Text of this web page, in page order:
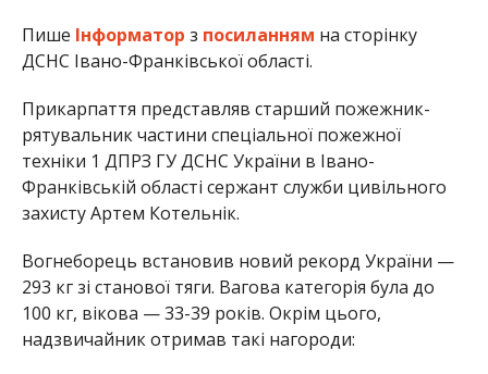
Пише Інформатор з посиланням на сторінку
ДСНС Івано-Франківської області.
Прикарпаття представляв старший пожежник-
рятувальник частини спеціальної пожежної
техніки 1 ДПРЗ ГУ ДСНС України в Івано-
Франківській області сержант служби цивільного
захисту Артем Котельнік.
Вогнеборець встановив новий рекорд України —
293 кг зі станової тяги. Вагова категорія була до
100 кг, вікова — 33-39 років. Окрім цього,
надзвичайник отримав такі нагороди: